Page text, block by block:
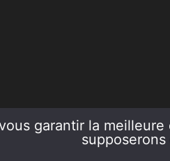
garantir la